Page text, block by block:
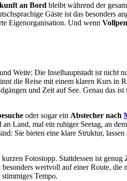
an Bord bleibt während der
Gäste ist das besonders
Eigenorganisation. Und wenn
Weite: Die Inselhauptstadt ist nicht
die Reise mit einem klaren Kurs in
und Zeit auf See. Genau das
oder sogar ein Abstecher nach
Land, mal ein ruhiger Seetag, an
Sie bieten eine klare Struktur, lassen
Fotostopp. Stattdessen ist genug
wertvoll auf einer Route, die
Tempo.